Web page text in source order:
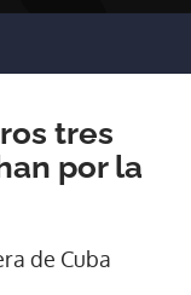
tres
por la
de Cuba